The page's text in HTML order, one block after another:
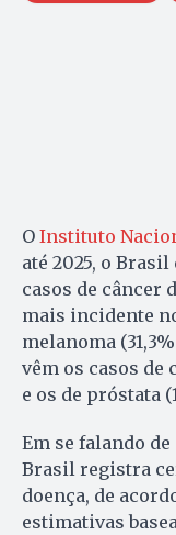
O Instituto
até 2025, o
casos de câncer
mais incidente
melanoma
vêm os casos de
e os de próstata
Em se falando
Brasil registra
doença, de
estimativas